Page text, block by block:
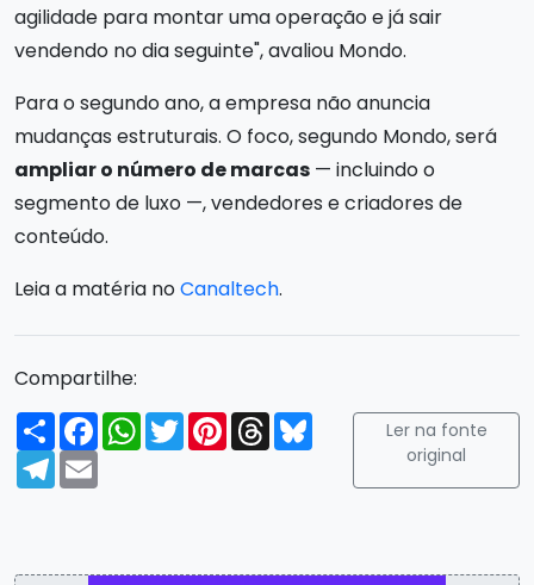
agilidade para montar uma operação e já sair
vendendo no dia seguinte", avaliou Mondo.
Para o segundo ano, a empresa não anuncia
mudanças estruturais. O foco, segundo Mondo, será
ampliar o número de marcas — incluindo o
segmento de luxo —, vendedores e criadores de
conteúdo.
Leia a matéria noCanaltech.
Compartilhe:
Compartilhar
FacebookWhatsApp
TwitterPinterest
ThreadsBluesky
Telegram
Email
Ler na fonte
original